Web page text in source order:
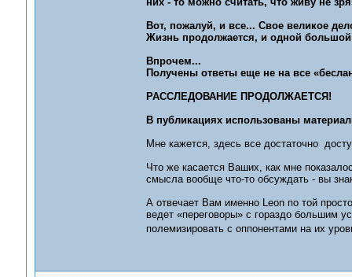
Вот, пожалуй, и все... Свое великое
Жизнь продолжается, и одной
Впрочем...
Получены ответы еще не на все
РАССЛЕДОВАНИЕ ПРОДОЛЖАЕТСЯ!
В публикациях использованы
Мне кажется, здесь все достаточно
Что же касается Ваших, как мне
смысла вообще что-то обсуждать - вы
А отвечает Вам именно Leon по той
ведет «переговоры» с гораздо большим
полемизировать с оппонентами на их